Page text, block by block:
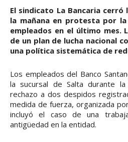
El sindicato La Bancaria
la mañana en protesta por la
empleados en el último mes.
de un plan de lucha nacional
una política sistemática de
Los empleados del Banco
la sucursal de Salta durante
rechazo a dos despidos
medida de fuerza, organizada
incluyó el caso de una
antigüedad en la entidad.